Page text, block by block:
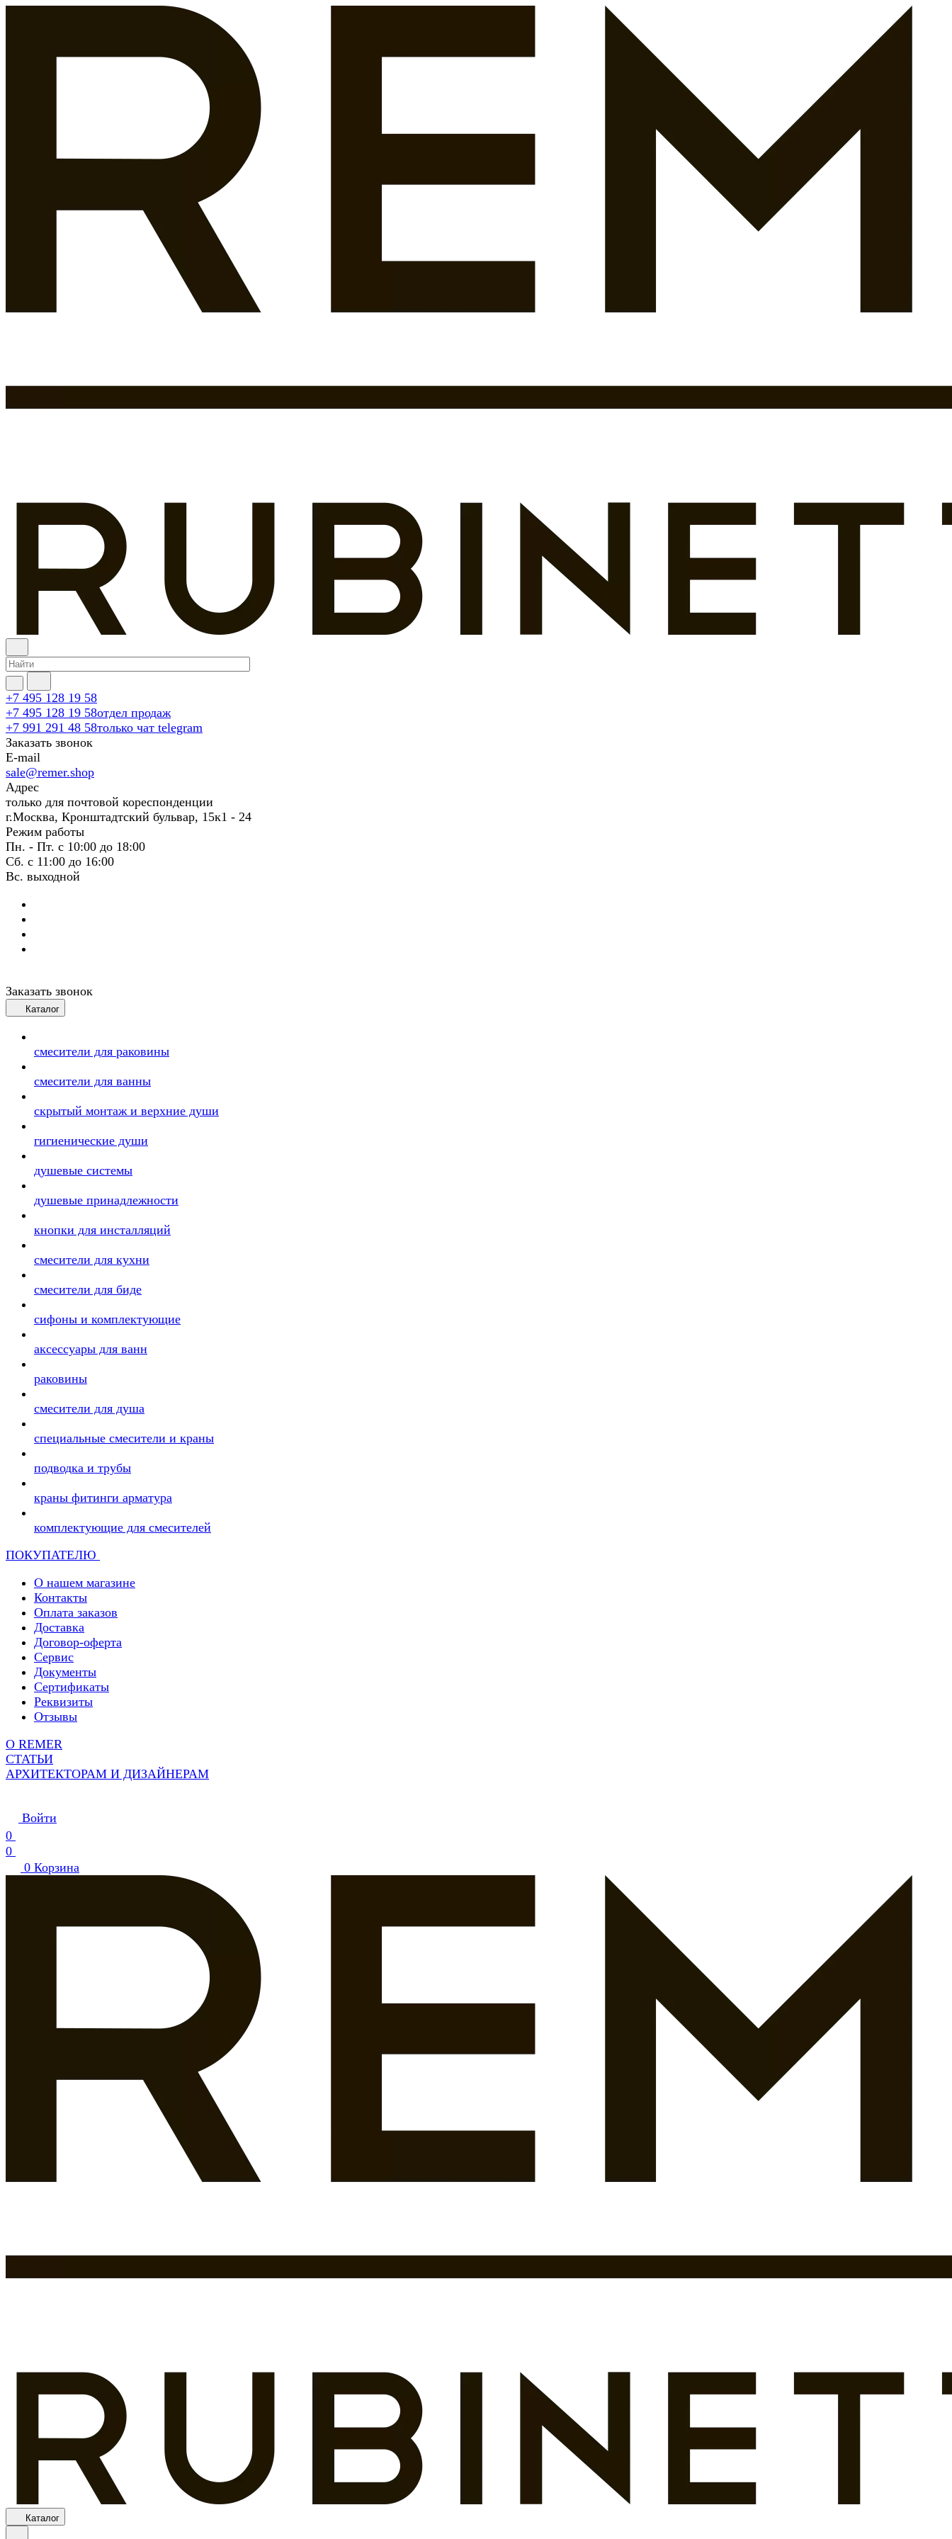
+7 495 128 19 58
+7 495 128 19 58отдел продаж
+7 991 291 48 58только чат telegram
Заказать звонок
E-mail
sale@remer.shop
Адрес
только для почтовой кореспонденции
г.Москва, Кронштадтский бульвар, 15к1 - 24
Режим работы
Пн. - Пт. с 10:00 до 18:00
Сб. с 11:00 до 16:00
Вс. выходной
Заказать звонок
Каталог
смесители для раковины
смесители для ванны
скрытый монтаж и верхние души
гигиенические души
душевые системы
душевые принадлежности
кнопки для инсталляций
смесители для кухни
смесители для биде
сифоны и комплектующие
аксессуары для ванн
раковины
смесители для душа
специальные смесители и краны
подводка и трубы
краны фитинги арматура
комплектующие для смесителей
ПОКУПАТЕЛЮ
О нашем магазине
Контакты
Оплата заказов
Доставка
Договор-оферта
Сервис
Документы
Сертификаты
Реквизиты
Отзывы
О REMER
СТАТЬИ
АРХИТЕКТОРАМ И ДИЗАЙНЕРАМ
Войти
0
0
0 Корзина
Каталог